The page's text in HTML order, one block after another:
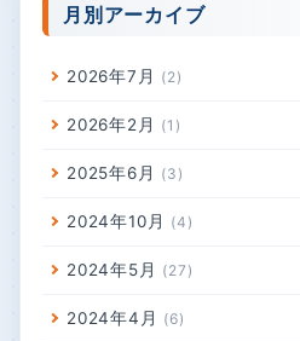
月別アーカイブ
2026年7月 2
2026年2月 1
2025年6月 3
2024年10月 4
2024年5月 27
2024年4月 6